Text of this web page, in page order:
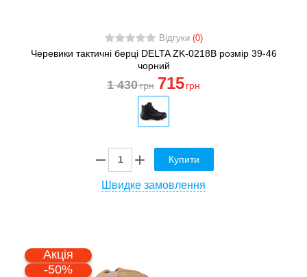
Відгуки (0)
Черевики тактичні берці DELTA ZK-0218B розмір 39-46
чорний
1 430грн 715 грн
Купити
Швидке замовлення
Акція
-50%